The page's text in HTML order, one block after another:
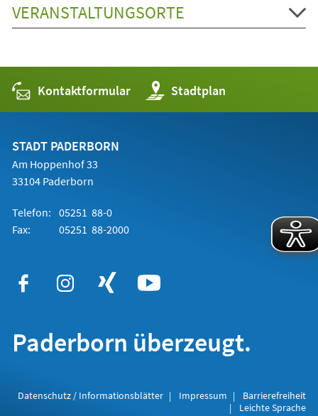
VERANSTALTUNGSORTE
Kontaktformular Stadtplan
(Öffnet
in
einem
STADT PADERBORN
Am Hoppenhof 33
33104 Paderborn
Telefon: 05251 88-0
Fax:
05251 88-2000
Paderborn überzeugt.
Datenschutz / Informationsblätter Impressum
Barrierefreiheit
Leichte Sprache